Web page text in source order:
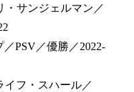
・サンジェルマン／
PSV／優勝／2022-
イフ・スハール／